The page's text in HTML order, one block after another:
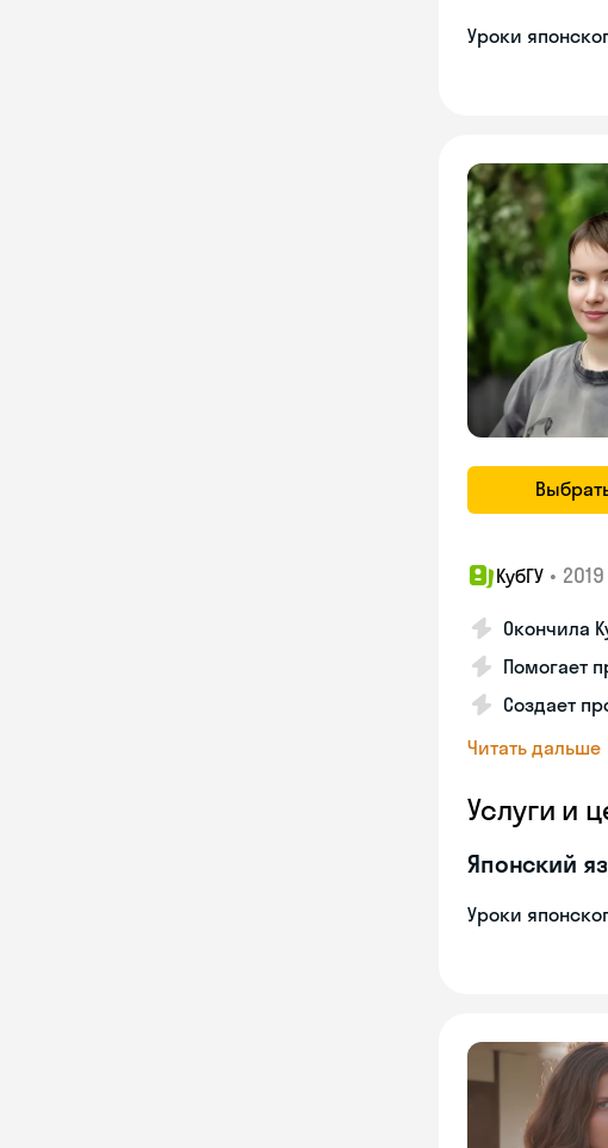
Уроки
КубГУ • 2019
Окончила
Помогает
Создает
Читать дальше
Услуги и
Японский
Уроки